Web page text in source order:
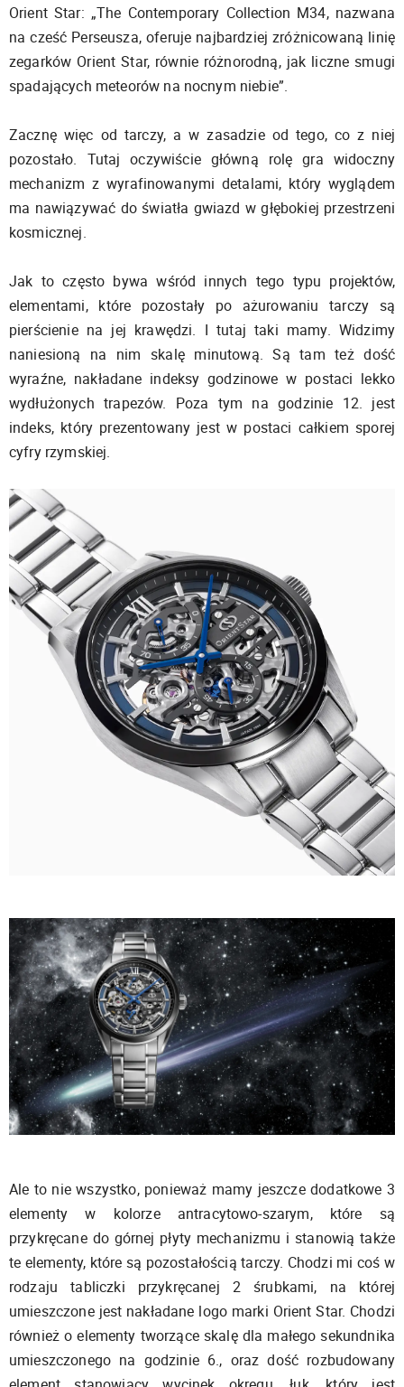
Orient Star: „The Contemporary Collection M34, nazwana
na cześć Perseusza, oferuje najbardziej zróżnicowaną linię
zegarków Orient Star, równie różnorodną, jak liczne smugi
spadających meteorów na nocnym niebie”.
Zacznę więc od tarczy, a w zasadzie od tego, co z niej
pozostało. Tutaj oczywiście główną rolę gra widoczny
mechanizm z wyrafinowanymi detalami, który wyglądem
ma nawiązywać do światła gwiazd w głębokiej przestrzeni
kosmicznej.
Jak to często bywa wśród innych tego typu projektów,
elementami, które pozostały po ażurowaniu tarczy są
pierścienie na jej krawędzi. I tutaj taki mamy. Widzimy
naniesioną na nim skalę minutową. Są tam też dość
wyraźne, nakładane indeksy godzinowe w postaci lekko
wydłużonych trapezów. Poza tym na godzinie 12. jest
indeks, który prezentowany jest w postaci całkiem sporej
cyfry rzymskiej.
Ale to nie wszystko, ponieważ mamy jeszcze dodatkowe 3
elementy w kolorze antracytowo-szarym, które są
przykręcane do górnej płyty mechanizmu i stanowią także
te elementy, które są pozostałością tarczy. Chodzi mi coś w
rodzaju tabliczki przykręcanej 2 śrubkami, na której
umieszczone jest nakładane logo marki Orient Star. Chodzi
również o elementy tworzące skalę dla małego sekundnika
umieszczonego na godzinie 6., oraz dość rozbudowany